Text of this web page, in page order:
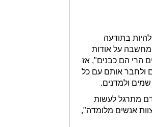
להיות בתודעה
מחשבה על אודות
הרי הם כבנים", אז
ולחבר אותם עם כל
שמים ולמדנים.
מתרגל לעשות
אנשים מלומדה",